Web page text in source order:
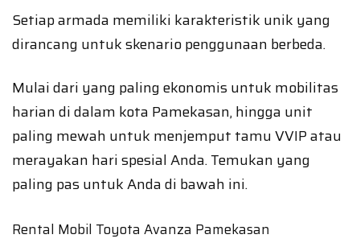
Setiap armada memiliki karakteristik unik yang
dirancang untuk skenario penggunaan berbeda.
Mulai dari yang paling ekonomis untuk mobilitas
harian di dalam kota Pamekasan, hingga unit
paling mewah untuk menjemput tamu VVIP atau
merayakan hari spesial Anda. Temukan yang
paling pas untuk Anda di bawah ini.
Rental Mobil Toyota Avanza Pamekasan